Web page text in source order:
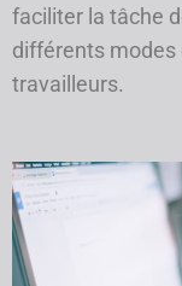
faciliter la tâche
différents modes
travailleurs.